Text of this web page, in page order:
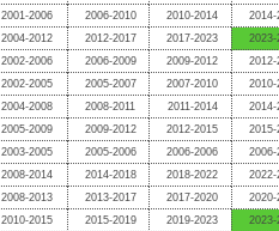
2001-2006 2006-2010 2010-2014
2014-
2004-2012 2012-2017 2017-2023
2023-
2002-2006 2006-2009 2009-2012
2012-
2002-2005 2005-2007 2007-2010
2010-
2004-2008 2008-2011 2011-2014
2014-
2005-2009 2009-2012 2012-2015
2015-
2003-2005 2005-2006 2006-2006
2006-
2008-2014 2014-2018 2018-2022
2022-
2008-2013 2013-2017 2017-2020
2020-
2010-2015 2015-2019 2019-2023
2023-